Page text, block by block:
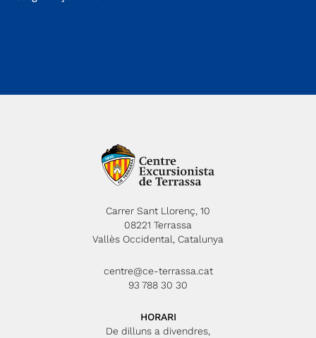
Carrer Sant Llorenç, 10
08221 Terrassa
Vallès Occidental, Catalunya
centre@ce-terrassa.cat
93 788 30 30
HORARI
De dilluns a divendres,